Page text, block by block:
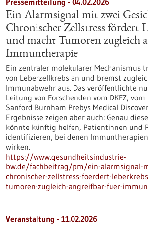
Pressemitteilung - 04.02.2026
Ein Alarmsignal mit zwei
Chronischer Zellstress fördert
und macht Tumoren zugleich
Immuntherapie
Ein zentraler molekularer Mechanismus
von Leberzellkrebs an und bremst
Immunabwehr aus. Das veröffentlichte
Leitung von Forschenden vom DKFZ, vom
Sanford Burnham Prebys Medical
Ergebnisse zeigen aber auch: Genau
könnte künftig helfen, Patientinnen und
identifizieren, bei denen
wirken.
https://www.gesundheitsindustrie-
bw.de/fachbeitrag/pm/ein-alarmsignal-
chronischer-zellstress-foerdert-
tumoren-zugleich-angreifbar-fuer-
Veranstaltung - 11.02.2026